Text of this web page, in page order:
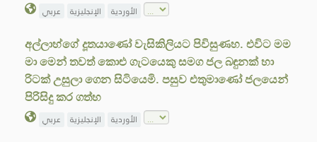
عربي الإنجليزية الأوردية
අල්ලාහ්ගේ දූතයාණෝ වැසිකිලියට පිවිසුණහ. එවිට මම
මා මෙන් තවත් කොළු ගැටයෙකු සමග ජල බඳුනක් හා
රිටක් උසුලා ගෙන සිටියෙමි. පසුව එතුමාණෝ ජලයෙන්
පිරිසිදු කර ගත්හ
عربي الإنجليزية الأوردية